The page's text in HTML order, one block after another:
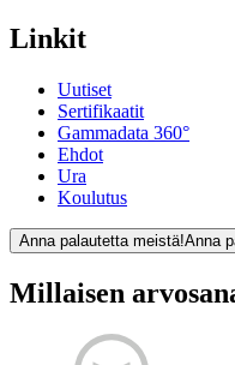
Linkit
Uutiset
Sertifikaatit
Gammadata 360°
Ehdot
Ura
Koulutus
Anna palautetta meistä!Anna
Millaisen